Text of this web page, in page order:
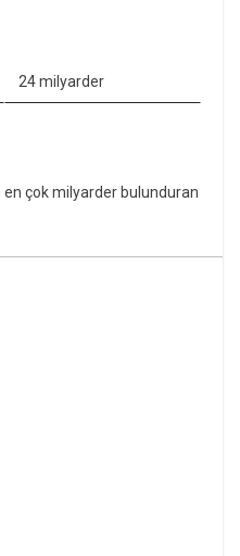
24 milyarder
en çok milyarder bulunduran